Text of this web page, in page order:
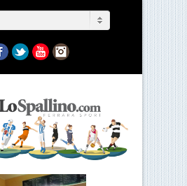
Facebook
TwitterYouTubeInstagram